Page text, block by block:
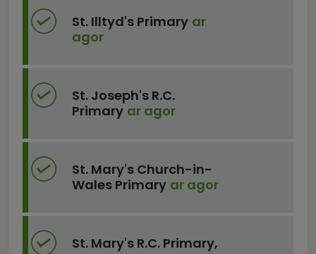
St. Illtyd's Primary ar
agor
St. Joseph's R.C.
Primary ar agor
St. Mary's Church-in-
Wales Primary ar agor
St. Mary's R.C. Primary,